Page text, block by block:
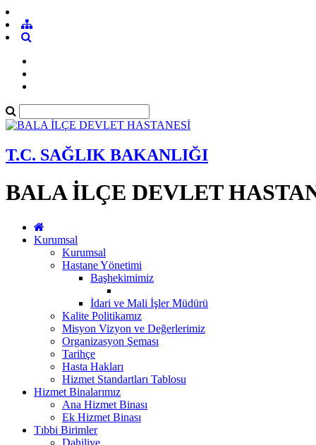
T.C. SAĞLIK BAKANLIĞI
BALA İLÇE DEVLET
Kurumsal
Kurumsal
Hastane Yönetimi
Başhekimimiz
İdari ve Mali İşler Müdürü
Kalite Politikamız
Misyon Vizyon ve Değerlerimiz
Organizasyon Şeması
Tarihçe
Hasta Hakları
Hizmet Standartları Tablosu
Hizmet Binalarımız
Ana Hizmet Binası
Ek Hizmet Binası
Tıbbi Birimler
Dahiliye